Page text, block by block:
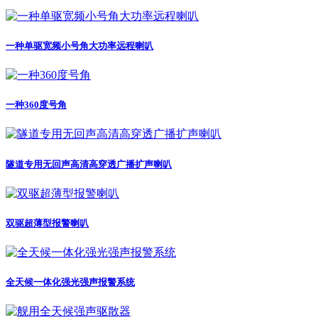
一种单驱宽频小号角大功率远程喇叭
一种360度号角
隧道专用无回声高清高穿透广播扩声喇叭
双驱超薄型报警喇叭
全天候一体化强光强声报警系统